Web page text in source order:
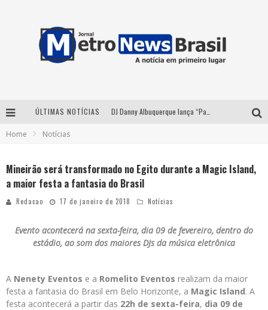
ÚLTIMAS NOTÍCIAS
Home Notícias
Mineirão será transformado no Egito durante a Magic Island,
a maior festa a fantasia do Brasil
Redacao 17 de janeiro de 2018 Notícias
Evento acontecerá na sexta-feira, dia 09 de fevereiro, dentro do
estádio, ao som dos maiores DJs da música eletrônica
A Nenety Eventos e a Romelito Eventos realizam da maior
festa a fantasia do Brasil em Belo Horizonte, a Magic Island. A
festa acontecerá a partir das 22h de sexta-feira, dia 09 de